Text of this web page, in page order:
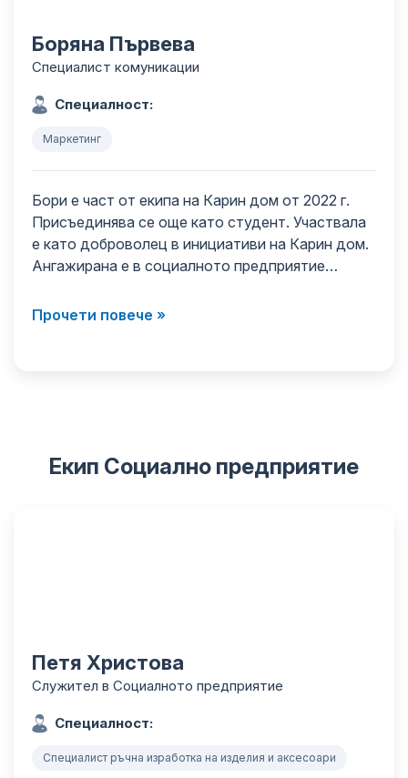
Боряна Първева
Специалист комуникации
Специалност:
Маркетинг
Бори е част от екипа на Карин дом от 2022 г.
Присъединява се още като студент. Участвала
е като доброволец в инициативи на Карин дом.
Ангажирана е в социалното предприятие…
Прочети повече »
Екип Социално предприятие
Петя Христова
Служител в Социалното предприятие
Специалност:
Специалист ръчна изработка на изделия и аксесоари